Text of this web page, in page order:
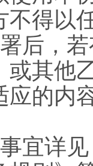
不得以
后，
或其
应的内
宜详